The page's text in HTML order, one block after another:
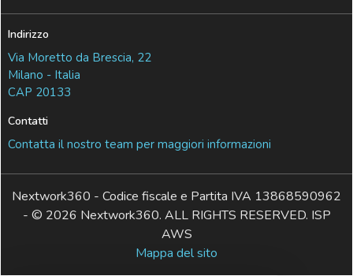
Indirizzo
Via Moretto da Brescia, 22
Milano - Italia
CAP 20133
Contatti
Contatta il nostro team per maggiori informazioni
Nextwork360 - Codice fiscale e Partita IVA 13868590962
- © 2026 Nextwork360. ALL RIGHTS RESERVED. ISP
AWS
Mappa del sito